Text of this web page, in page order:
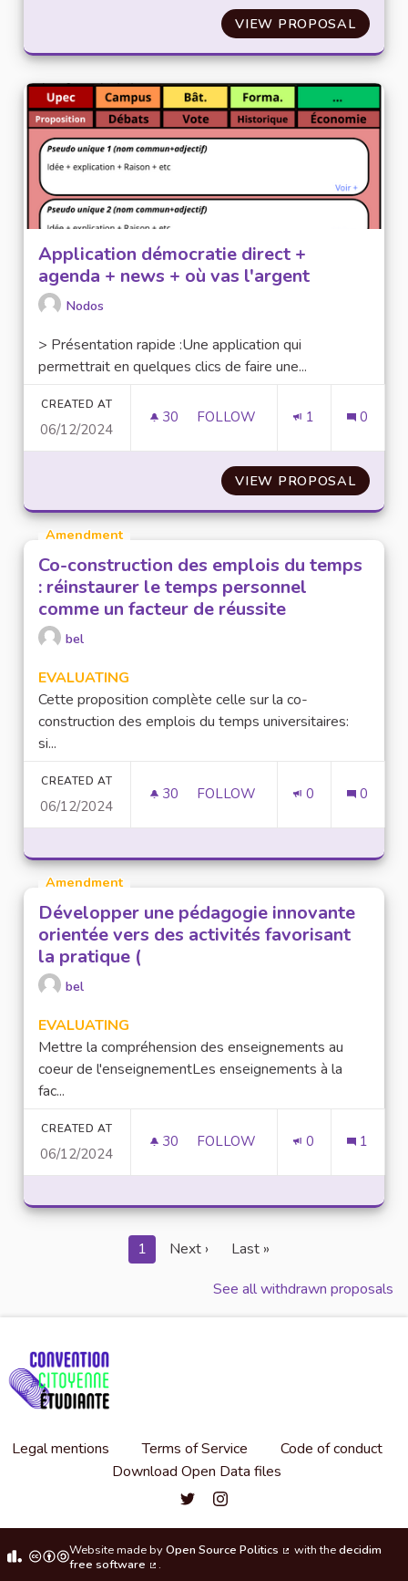
VIEW PROPOSAL
Application démocratie direct +
agenda + news + où vas l'argent
Nodos
> Présentation rapide :Une application qui
permettrait en quelques clics de faire une...
CREATED AT
06/12/2024
30 30 FOLLOWERS
FOLLOW 1 0
VIEW PROPOSAL
Amendment
Co-construction des emplois du temps
: réinstaurer le temps personnel
comme un facteur de réussite
bel
EVALUATING
Cette proposition complète celle sur la co-
construction des emplois du temps universitaires:
si...
CREATED AT
06/12/2024
30 30 FOLLOWERS
FOLLOW 0 0
Amendment
Développer une pédagogie innovante
orientée vers des activités favorisant
la pratique (
bel
EVALUATING
Mettre la compréhension des enseignements au
coeur de l'enseignementLes enseignements à la
fac...
CREATED AT
06/12/2024
30 30 FOLLOWERS
FOLLOW 0 1
1 Next ›
Last »
See all withdrawn proposals
Legal mentions Terms of Service
Code of conduct
Download Open Data files
Convention citoyenne étudiante
Convention citoyenne
Website made byOpen Source Politics with thedecidim
free software
.